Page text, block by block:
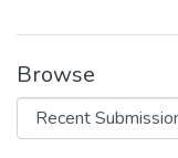
Browse